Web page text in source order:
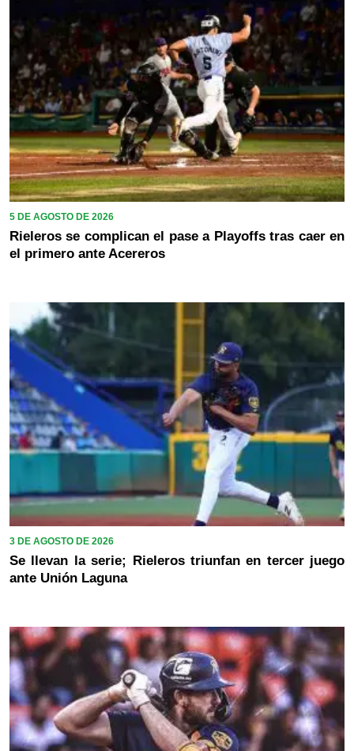
5 DE AGOSTO DE 2026
Rieleros se complican el pase a Playoffs tras caer en
el primero ante Acereros
3 DE AGOSTO DE 2026
Se llevan la serie; Rieleros triunfan en tercer juego
ante Unión Laguna